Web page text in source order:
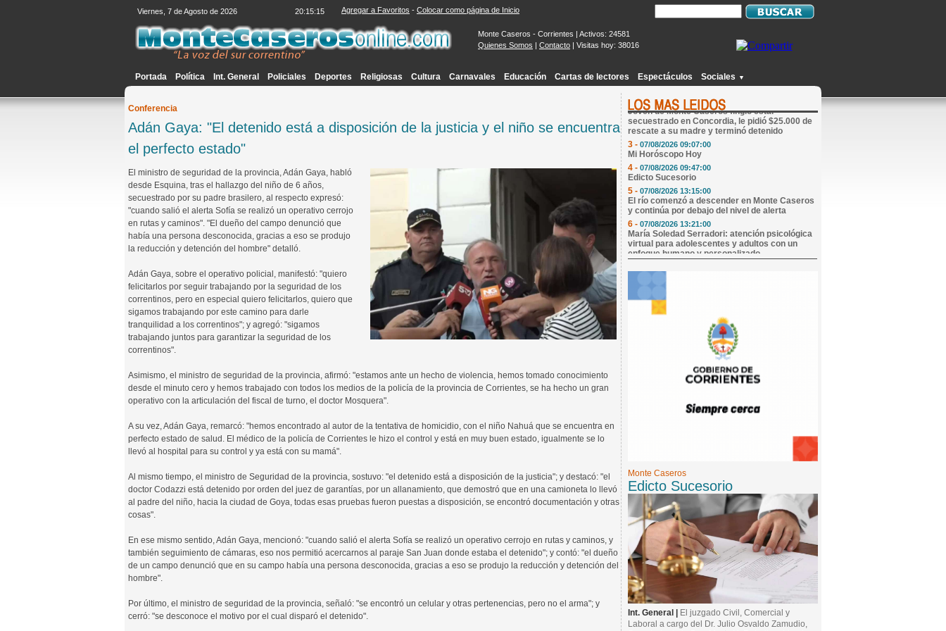
Viernes, 7 de Agosto de 2026 20:15:16 Agregar a Favoritos - Colocar como página de Inicio
Monte Caseros - Corrientes | Activos: 24581
Quienes Somos | Contacto | Visitas hoy: 38016
Portada Política Int. General Policiales Deportes Religiosas Cultura Carnavales Educación Cartas de lectores Espectáculos Sociales ▼
Conferencia
Adán Gaya: "El detenido está a disposición de la justicia y el niño se encuentra
el perfecto estado"
El ministro de seguridad de la provincia, Adán Gaya, habló
desde Esquina, tras el hallazgo del niño de 6 años,
secuestrado por su padre brasilero, al respecto expresó:
"cuando salió el alerta Sofía se realizó un operativo cerrojo
en rutas y caminos". "El dueño del campo denunció que
había una persona desconocida, gracias a eso se produjo
la reducción y detención del hombre" detalló.
Adán Gaya, sobre el operativo policial, manifestó: "quiero
felicitarlos por seguir trabajando por la seguridad de los
correntinos, pero en especial quiero felicitarlos, quiero que
sigamos trabajando por este camino para darle
tranquilidad a los correntinos"; y agregó: "sigamos
trabajando juntos para garantizar la seguridad de los
correntinos".
Asimismo, el ministro de seguridad de la provincia, afirmó: "estamos ante un hecho de violencia, hemos tomado conocimiento
desde el minuto cero y hemos trabajado con todos los medios de la policía de la provincia de Corrientes, se ha hecho un gran
operativo con la articulación del fiscal de turno, el doctor Mosquera".
A su vez, Adán Gaya, remarcó: "hemos encontrado al autor de la tentativa de homicidio, con el niño Nahuá que se encuentra en
perfecto estado de salud. El médico de la policía de Corrientes le hizo el control y está en muy buen estado, igualmente se lo
llevó al hospital para su control y ya está con su mamá".
Al mismo tiempo, el ministro de Seguridad de la provincia, sostuvo: "el detenido está a disposición de la justicia"; y destacó: "el
doctor Codazzi está detenido por orden del juez de garantías, por un allanamiento, que demostró que en una camioneta lo llevó
al padre del niño, hacia la ciudad de Goya, todas esas pruebas fueron puestas a disposición, se encontró documentación y otras
cosas".
En ese mismo sentido, Adán Gaya, mencionó: "cuando salió el alerta Sofía se realizó un operativo cerrojo en rutas y caminos, y
también seguimiento de cámaras, eso nos permitió acercarnos al paraje San Juan donde estaba el detenido"; y contó: "el dueño
de un campo denunció que en su campo había una persona desconocida, gracias a eso se produjo la reducción y detención del
hombre".
Por último, el ministro de seguridad de la provincia, señaló: "se encontró un celular y otras pertenencias, pero no el arma"; y
cerró: "se desconoce el motivo por el cual disparó el detenido".
de 9 años pueda crecer en familia
2 -06/08/2026 20:49:00
Joven de Monte Caseros fingió estar
secuestrado en Concordia, le pidió $25.000 de
rescate a su madre y terminó detenido
3 -07/08/2026 09:07:00
Mi Horóscopo Hoy
4 -07/08/2026 09:47:00
Edicto Sucesorio
5 -07/08/2026 13:15:00
El río comenzó a descender en Monte Caseros
y continúa por debajo del nivel de alerta
6 -07/08/2026 13:21:00
María Soledad Serradori: atención psicológica
virtual para adolescentes y adultos con un
enfoque humano y personalizado
7 -07/08/2026 16:38:00
jornada de fe en Paraje Ibicuy
Monte Caseros
Edicto Sucesorio
Int. General |
El juzgado Civil, Comercial y
Laboral a cargo del Dr. Julio Osvaldo Zamudio,